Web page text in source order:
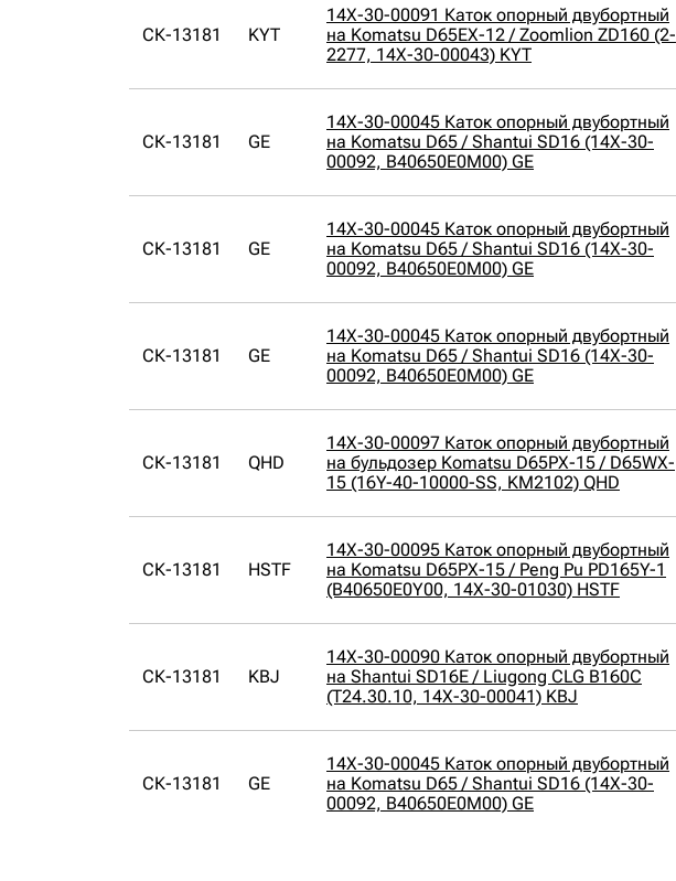
СК-13181 KYT
14X-30-00091 Каток опорный двубортный
на Komatsu D65EX-12 / Zoomlion ZD160 (2-
2277, 14X-30-00043) KYT
СК-13181 GE
14X-30-00045 Каток опорный двубортный
на Komatsu D65 / Shantui SD16 (14X-30-
00092, B40650E0M00) GE
СК-13181 GE
14X-30-00045 Каток опорный двубортный
на Komatsu D65 / Shantui SD16 (14X-30-
00092, B40650E0M00) GE
СК-13181 GE
14X-30-00045 Каток опорный двубортный
на Komatsu D65 / Shantui SD16 (14X-30-
00092, B40650E0M00) GE
СК-13181 QHD
14X-30-00097 Каток опорный двубортный
на бульдозер Komatsu D65PX-15 / D65WX-
15 (16Y-40-10000-SS, KM2102) QHD
СК-13181 HSTF
14X-30-00095 Каток опорный двубортный
на Komatsu D65PX-15 / Peng Pu PD165Y-1
(B40650E0Y00, 14X-30-01030) HSTF
СК-13181 KBJ
14X-30-00090 Каток опорный двубортный
на Shantui SD16E / Liugong CLG B160C
(T24.30.10, 14X-30-00041) KBJ
СК-13181 GE
14X-30-00045 Каток опорный двубортный
на Komatsu D65 / Shantui SD16 (14X-30-
00092, B40650E0M00) GE